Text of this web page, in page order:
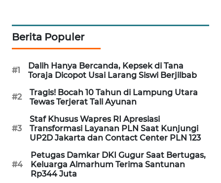
Berita Populer
#1
Dalih Hanya Bercanda, Kepsek di Tana
Toraja Dicopot Usai Larang Siswi Berjilbab
#2
Tragis! Bocah 10 Tahun di Lampung Utara
Tewas Terjerat Tali Ayunan
#3
Staf Khusus Wapres RI Apresiasi
Transformasi Layanan PLN Saat Kunjungi
UP2D Jakarta dan Contact Center PLN 123
#4
Petugas Damkar DKI Gugur Saat Bertugas,
Keluarga Almarhum Terima Santunan
Rp344 Juta
KONSUMEN
LISTRIK
MASYARAKAT
KELISTRIKAN